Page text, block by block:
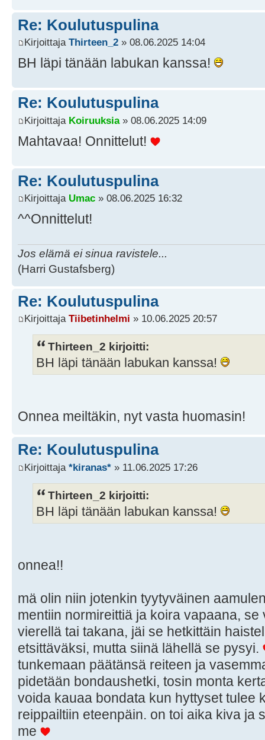
Re: Koulutuspulina
Kirjoittaja Thirteen_2 » 08.06.2025 14:04
BH läpi tänään labukan kanssa!
Re: Koulutuspulina
Kirjoittaja Koiruuksia» 08.06.2025 14:09
Mahtavaa! Onnittelut!
Re: Koulutuspulina
Kirjoittaja Umac » 08.06.2025 16:32
^^Onnittelut!
Jos elämä ei sinua ravistele...
(Harri Gustafsberg)
Re: Koulutuspulina
Kirjoittaja Tiibetinhelmi » 10.06.2025 20:57
Thirteen_2 kirjoitti:
BH läpi tänään labukan kanssa!
Onnea meiltäkin, nyt vasta huomasin!
Re: Koulutuspulina
Kirjoittaja *kiranas* » 11.06.2025 17:26
Thirteen_2 kirjoitti:
BH läpi tänään labukan kanssa!
onnea!!
mä olin niin jotenkin tyytyväinen
mentiin normireittiä ja koira vapaana,
vierellä tai takana, jäi se hetkittäin
etsittäväksi, mutta siinä lähellä se pysyi.
tunkemaan päätänsä reiteen ja
pidetään bondaushetki, tosin monta
voida kauaa bondata kun hyttyset tulee
reippailtiin eteenpäin. on toi aika kiva ja
me